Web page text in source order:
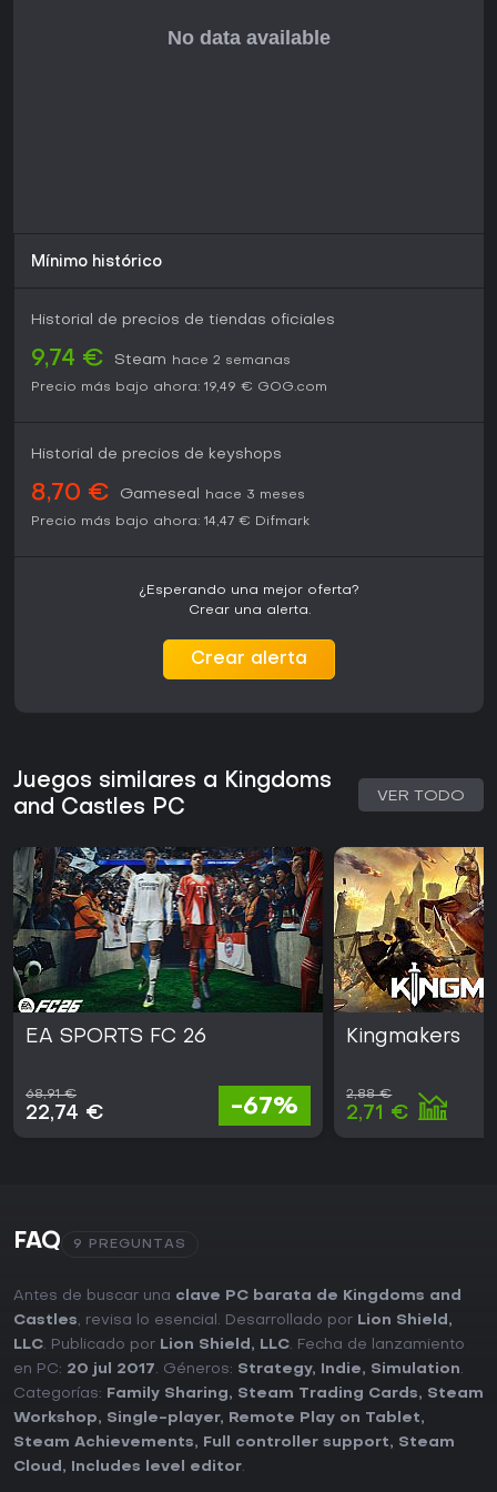
Mínimo histórico
Historial de precios de tiendas oficiales
9,74 € Steam
hace 2 semanas
Precio más bajo ahora: 19,49 € GOG.com
Historial de precios de keyshops
8,70 € Gameseal
hace 3 meses
Precio más bajo ahora: 14,47 € Difmark
¿Esperando una mejor oferta?
Crear una alerta.
Crear alerta
Juegos similares a Kingdoms
and Castles PC
VER TODO
EA SPORTS FC 26
68,91 €
22,74 € -67%
Kingmakers
2,88 €
2,71 €
FAQ 9 PREGUNTAS
Antes de buscar una clave PC barata de Kingdoms and
Castles, revisa lo esencial. Desarrollado por Lion Shield,
LLC. Publicado por Lion Shield, LLC. Fecha de lanzamiento
en PC: 20 jul 2017. Géneros: Strategy, Indie, Simulation.
Categorías:
Family Sharing, Steam Trading Cards, Steam
Workshop, Single-player, Remote Play on Tablet,
Steam Achievements, Full controller support, Steam
Cloud , Includes level editor.